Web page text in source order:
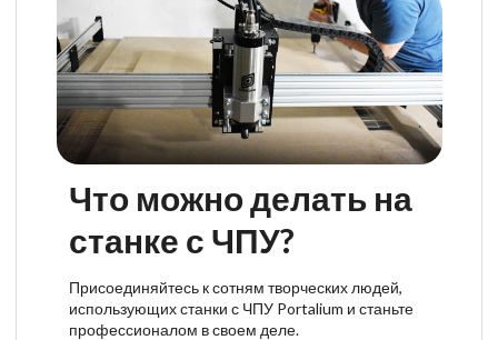
Что можно делать на
станке с ЧПУ?
Присоединяйтесь к сотням творческих людей,
использующих станки с ЧПУ Portalium и станьте
профессионалом в своем деле.